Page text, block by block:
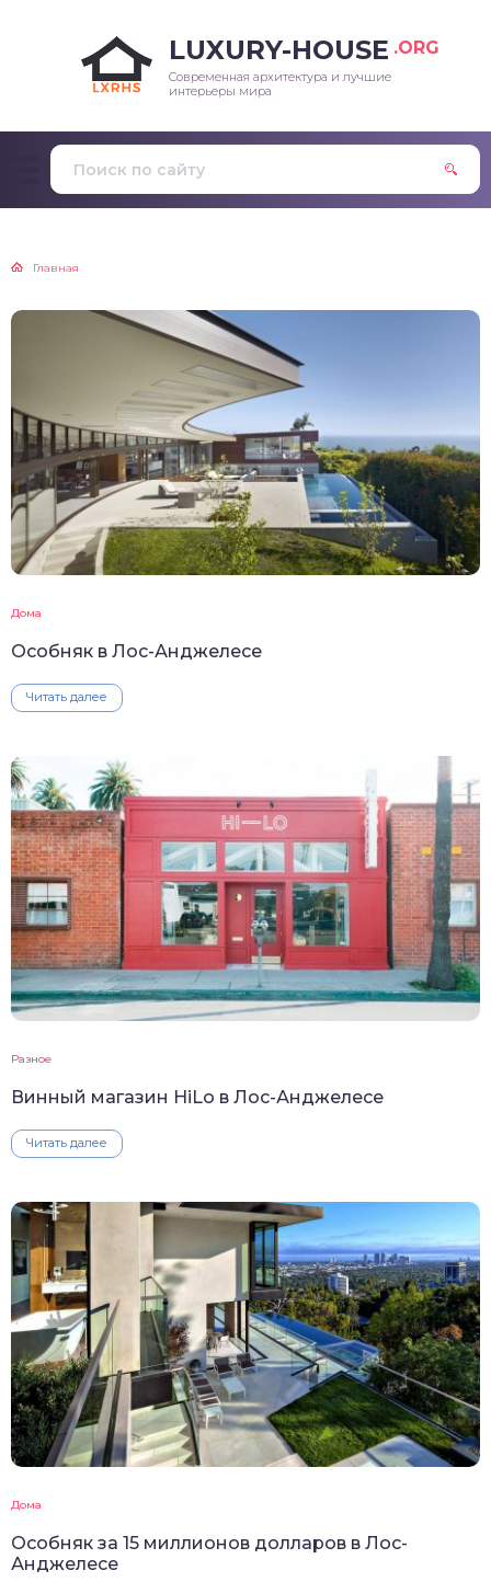
LUXURY-HOUSE .ORG
Современная архитектура и лучшие
интерьеры мира
Главная
Дома
Особняк в Лос-Анджелесе
Читать далее
Разное
Винный магазин HiLo в Лос-Анджелесе
Читать далее
Дома
Особняк за 15 миллионов долларов в Лос-
Анджелесе